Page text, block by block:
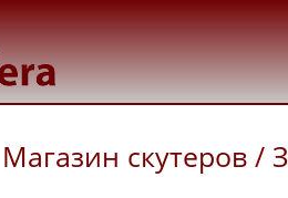
Магазин скутеров /